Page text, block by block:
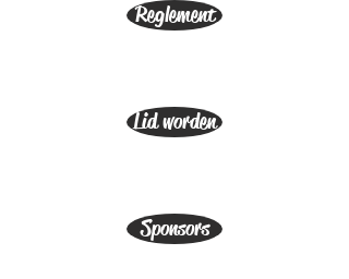
Reglement
Lid worden
Sponsors